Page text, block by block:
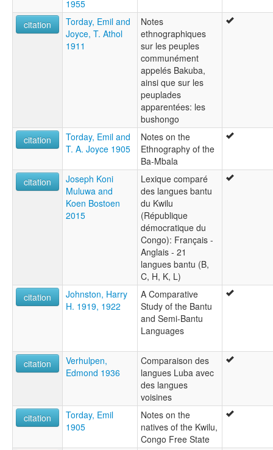
1955
citation
Torday, Emil and
Joyce, T. Athol
1911
Notes
ethnographiques
sur les peuples
communément
appelés Bakuba,
ainsi que sur les
peuplades
apparentées: les
bushongo
citation
Torday, Emil and
T. A. Joyce 1905
Notes on the
Ethnography of the
Ba-Mbala
citation
Joseph Koni
Muluwa and
Koen Bostoen
2015
Lexique comparé
des langues bantu
du Kwilu
(République
démocratique du
Congo): Français -
Anglais - 21
langues bantu (B,
C, H, K, L)
citation
Johnston, Harry
H. 1919, 1922
A Comparative
Study of the Bantu
and Semi-Bantu
Languages
citation
Verhulpen,
Edmond 1936
Comparaison des
langues Luba avec
des langues
voisines
citation
Torday, Emil
1905
Notes on the
natives of the Kwilu,
Congo Free State